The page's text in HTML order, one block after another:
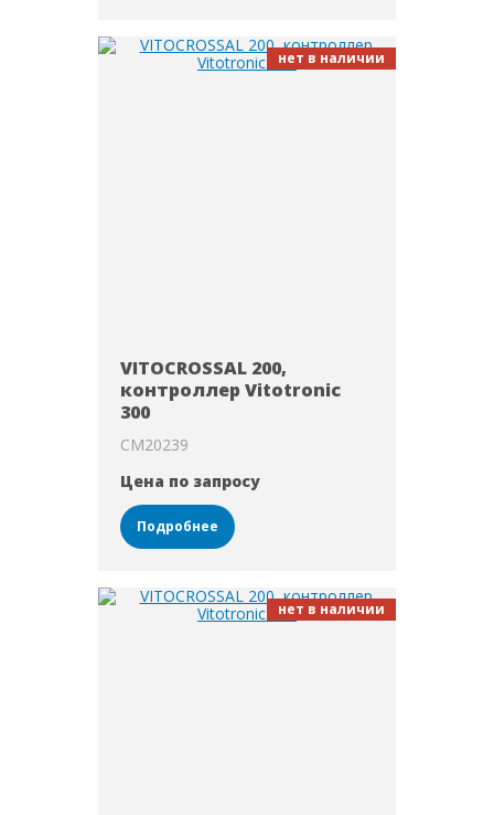
нет в наличии
VITOCROSSAL 200,
контроллер Vitotronic
300
CM20239
Цена по запросу
Подробнее
нет в наличии